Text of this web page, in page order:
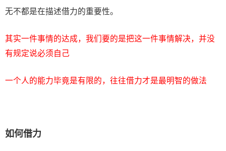
无不都是在描述借力的重要性。
其实一件事情的达成，我们要的是把这一件事情解决，并没
有规定说必须自己
一个人的能力毕竟是有限的，往往借力才是最明智的做法
如何借力